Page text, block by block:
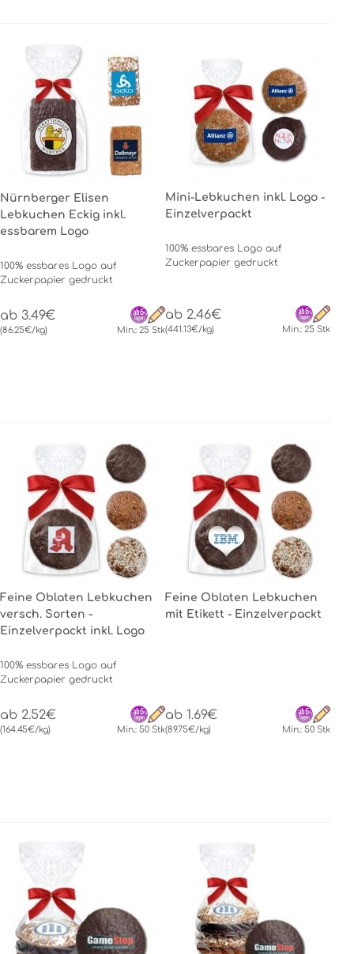
Nürnberger Elisen
Lebkuchen Eckig inkl.
essbarem Logo
100% essbares Logo auf
Zuckerpapier gedruckt
ab 3.49€
(86.25€/kg) Min.: 25 Stk
Mini-Lebkuchen inkl. Logo -
Einzelverpackt
100% essbares Logo auf
Zuckerpapier gedruckt
ab 2.46€
(441.13€/kg) Min.: 25 Stk
Feine Oblaten Lebkuchen
versch. Sorten -
Einzelverpackt inkl. Logo
100% essbares Logo auf
Zuckerpapier gedruckt
ab 2.52€
(164.45€/kg) Min.: 50 Stk
Feine Oblaten Lebkuchen
mit Etikett - Einzelverpackt
ab 1.69€
(89.75€/kg) Min.: 50 Stk